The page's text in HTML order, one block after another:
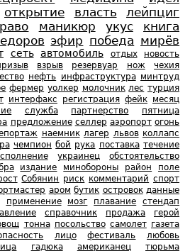
открытие власть
лейпциг
маникюр укус
книга
эфир победа мирёв
сеть автомобиль отдых
новость
взрыв резервуар нож
чехия
нефть инфраструктура минтруд
фермер уолкер молочник лес турция
интерфакс регистрация фейк месяц
служба партнерство
пятница
предложение селлер аэропорт огонь
наемник лагер львов коллапс
чемпион бой рука поставка течение
украинец
обстоятельство
издание минобороны район
поле
Собянин риск комментарий спорт
аром бутик островок данные
применение мозг плавание
стендап
справочник продажа
герой
тонна посольство самолет газета
лицо фестиваль
любовь
гадюка американец
тюрьма